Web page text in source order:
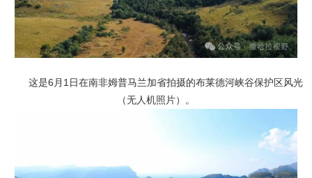
这是6月1日在南非姆普马兰加省拍摄的布莱德河峡谷保护区风光
（无人机照片）。